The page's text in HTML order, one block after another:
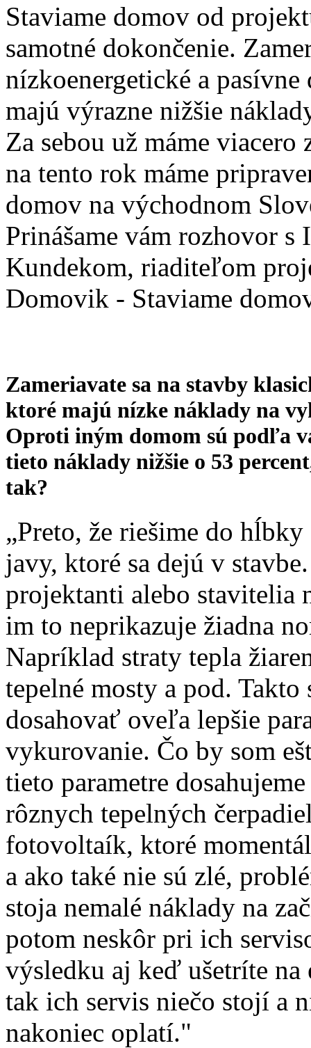
Staviame domov od
samotné dokončenie.
nízkoenergetické a pasívne
majú výrazne nižšie
Za sebou už máme viacero
na tento rok máme
domov na východnom
Prinášame vám rozhovor s
Kundekom, riaditeľom
Domovik - Staviame
Zameriavate sa na stavby
ktoré majú nízke náklady na
Oproti iným domom sú podľa
tieto náklady nižšie o 53
tak?
„Preto, že riešime do
javy, ktoré sa dejú v
projektanti alebo stavitelia
im to neprikazuje žiadna
Napríklad straty tepla
tepelné mosty a pod. Takto
dosahovať oveľa lepšie
vykurovanie. Čo by som
tieto parametre
rôznych tepelných
fotovoltaík, ktoré
a ako také nie sú zlé,
stoja nemalé náklady na
potom neskôr pri ich
výsledku aj keď ušetríte na
tak ich servis niečo stojí a
nakoniec oplatí."